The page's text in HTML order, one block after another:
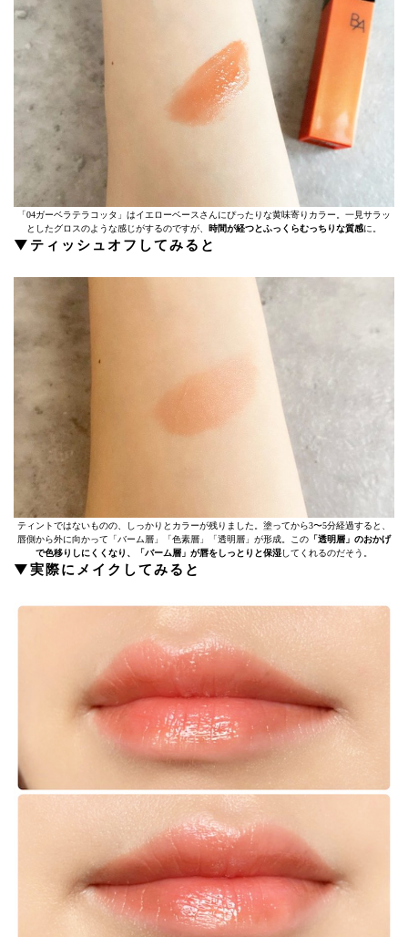
「04ガーベラテラコッタ」はイエローベースさんにぴったりな黄味寄りカラー。一見サラッ
としたグロスのような感じがするのですが、 時間が経つとふっくらむっちりな質感に。
▼ティッシュオフしてみると
ティントではないものの、しっかりとカラーが残りました。塗ってから3〜5分経過すると、
唇側から外に向かって「バーム層」「色素層」「透明層」が形成。この 「透明層」のおかげ
で色移りしにくくなり、「バーム層」が唇をしっとりと保湿してくれるのだそう。
▼実際にメイクしてみると